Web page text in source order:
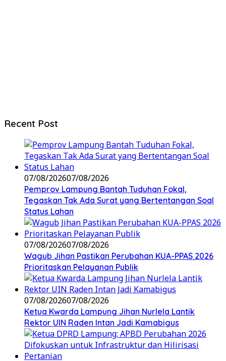
Recent Post
07/08/202607/08/2026
Pemprov Lampung Bantah Tuduhan Fokal,
Tegaskan Tak Ada Surat yang Bertentangan Soal
Status Lahan
07/08/202607/08/2026
Wagub Jihan Pastikan Perubahan KUA-PPAS 2026
Prioritaskan Pelayanan Publik
07/08/202607/08/2026
Ketua Kwarda Lampung Jihan Nurlela Lantik
Rektor UIN Raden Intan Jadi Kamabigus